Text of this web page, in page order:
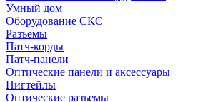
Умный дом
Оборудование СКС
Разъемы
Патч-корды
Патч-панели
Оптические панели и аксессуары
Пигтейлы
Оптические разъемы